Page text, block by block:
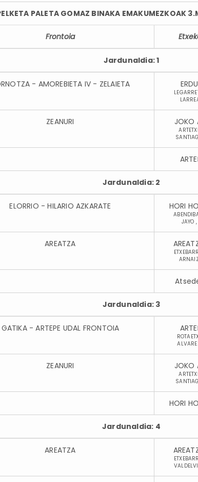
PALETA GOMAZ BINAKA EMAKUMEZKOAK
Frontoia
Jardunaldia: 1
- AMOREBIETA IV - ZELAIETA
ZEANURI JOKO
Jardunaldia: 2
ELORRIO - HILARIO AZKARATE HORI
JAYO
AREATZA
Jardunaldia: 3
GATIKA - ARTEPE UDAL FRONTOIA
ZEANURI JOKO
HORI
Jardunaldia: 4
AREATZA